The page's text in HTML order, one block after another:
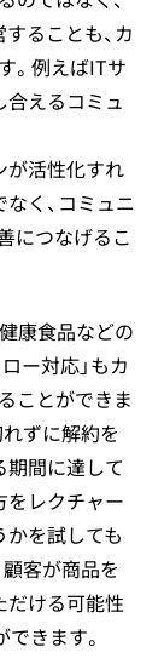
ることも、カ
。例えばITサ
合えるコミュ
が活性化すれ
く、コミュニ
につなげるこ
康食品などの
ー対応」もカ
ことができま
ずに解約を
期間に達して
をレクチャー
かを試しても
客が商品を
だける可能性
きます。